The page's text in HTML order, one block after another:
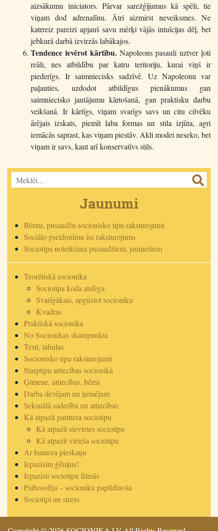
aizsākumu iniciators. Pārvar sarežģījumus kā spēli, tie
viņam dod adrenalīnu. Ātri aizmirst neveiksmes. Ne
katrreiz pareizi apjauš savu mērķi vājās intuīcijas dēļ, bet
jebkurā darbā izvirzās labākajos.
Tendence ievērot kārtību.Napoleons pasauli uztver ļoti
reāli, nes atbildību par katru teritoriju, kurai viņš ir
piederīgs. Ir saimniecisks sadzīvē. Uz Napoleonu var
paļauties, uzdodot atbildīgus pienākumus gan
saimniecisko jautājumu kārtošanā, gan praktisku darbu
veikšanā. Ir kārtīgs, viņam svarīgs savs un citu cilvēku
ārējais izskats, piemīt laba formas un stila izjūta, agri
iemācās saprast, kas viņam piestāv. Akli modei neseko, bet
viņam ir savs, kaut arī konservatīvs stils.
Jaunumi
Bērnu, pusaudžu socionisko tipu raksturojumi
Sociālo pseidonīmu īss raksturojums
Sociotipa noteikšana pusaudžiem, jauniešiem
Teorētiskā socionika
Sociotipa koda atslēga
Svarīgākais, apgūstot socioniku
Kvadras
Praktiskā socionika
No Socionikas skatupunkta
Testi, tabulas
Socionisko tipu raksturojumi
Starptipu attiecības socionikā
Ģimene, attiecības, bērni
Darba devējam un ņemējam
Seksuālā saderība un attiecības
Kā atpazīt partnera sociotipu
Kā atpazīt sievietes sociotipu
Kā atpazīt vīrieša sociotipu
Ar humora pieskaņu
Iepazīsim ģēnijus!
Iepazīsti sociotipu filmās
Psihosofija – socioniku papildinoša
Sociotipi un stress